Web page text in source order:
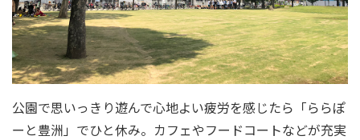
公園で思いっきり遊んで心地よい疲労を感じたら「ららぽ
ーと豊洲」でひと休み。カフェやフードコートなどが充実